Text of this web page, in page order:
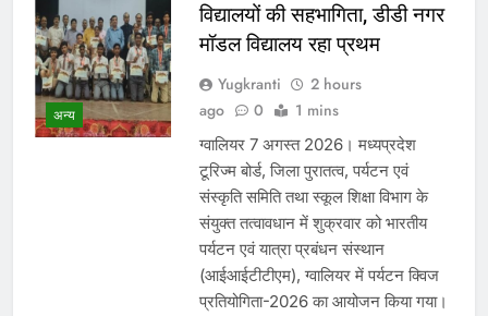
अन्य
विद्यालयों की सहभागिता, डीडी नगर
मॉडल विद्यालय रहा प्रथम
Yugkranti
2 hours
ago
0 1 mins
ग्वालियर 7 अगस्त 2026। मध्यप्रदेश
टूरिज्म बोर्ड, जिला पुरातत्व, पर्यटन एवं
संस्कृति समिति तथा स्कूल शिक्षा विभाग के
संयुक्त तत्वावधान में शुक्रवार को भारतीय
पर्यटन एवं यात्रा प्रबंधन संस्थान
(आईआईटीटीएम), ग्वालियर में पर्यटन क्विज
प्रतियोगिता-2026 का आयोजन किया गया।